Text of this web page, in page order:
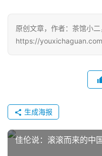
0
日
原创文章，作者：茶馆小二
https://
生成海报
佳伦说：滚滚而来的中